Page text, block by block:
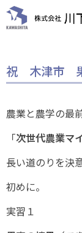
祝 木津市
農業と農学の最
「次世代農業マ
長い道のりを決
初めに。
実習１